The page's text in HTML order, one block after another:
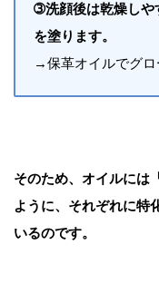
➂洗顔後は乾燥しや
を塗ります。
→保革オイルでグロ
そのため、オイルには
ように、それぞれに特
いるのです。